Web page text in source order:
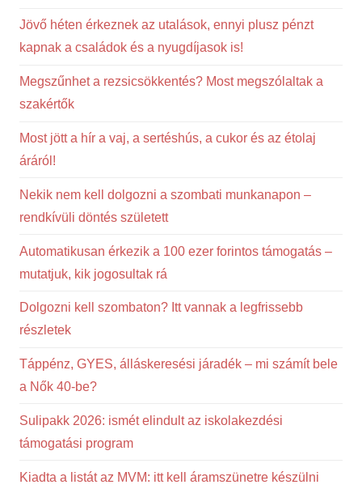
Jövő héten érkeznek az utalások, ennyi plusz pénzt
kapnak a családok és a nyugdíjasok is!
Megszűnhet a rezsicsökkentés? Most megszólaltak a
szakértők
Most jött a hír a vaj, a sertéshús, a cukor és az étolaj
áráról!
Nekik nem kell dolgozni a szombati munkanapon –
rendkívüli döntés született
Automatikusan érkezik a 100 ezer forintos támogatás –
mutatjuk, kik jogosultak rá
Dolgozni kell szombaton? Itt vannak a legfrissebb
részletek
Táppénz, GYES, álláskeresési járadék – mi számít bele
a Nők 40-be?
Sulipakk 2026: ismét elindult az iskolakezdési
támogatási program
Kiadta a listát az MVM: itt kell áramszünetre készülni